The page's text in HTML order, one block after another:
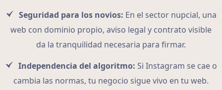
Seguridad para los novios: En el sector nupcial, una
web con dominio propio, aviso legal y contrato visible
da la tranquilidad necesaria para firmar.
Independencia del algoritmo: Si Instagram se cae o
cambia las normas, tu negocio sigue vivo en tu web.